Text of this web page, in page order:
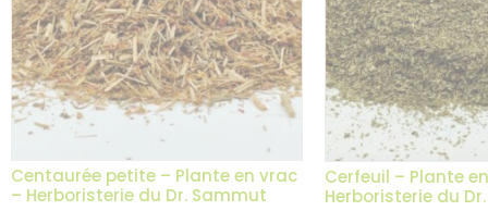
Centaurée petite – Plante en vrac
– Herboristerie du Dr. Sammut
Cerfeuil – Plante
Herboristerie du